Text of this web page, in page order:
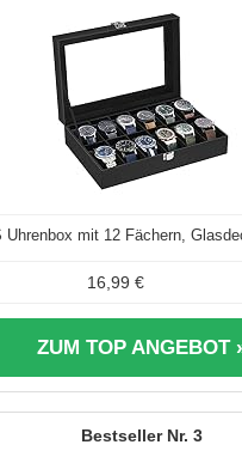
Uhrenbox mit 12 Fächern,
16,99 €
ZUM TOP ANGEBOT
3